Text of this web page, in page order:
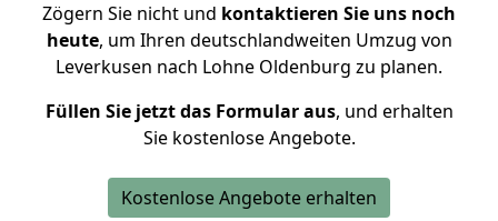
Zögern Sie nicht und kontaktieren Sie uns noch
heute, um Ihren deutschlandweiten Umzug von
Leverkusen nach Lohne Oldenburg zu planen.
Füllen Sie jetzt das Formular aus, und erhalten
Sie kostenlose Angebote.
Kostenlose Angebote erhalten